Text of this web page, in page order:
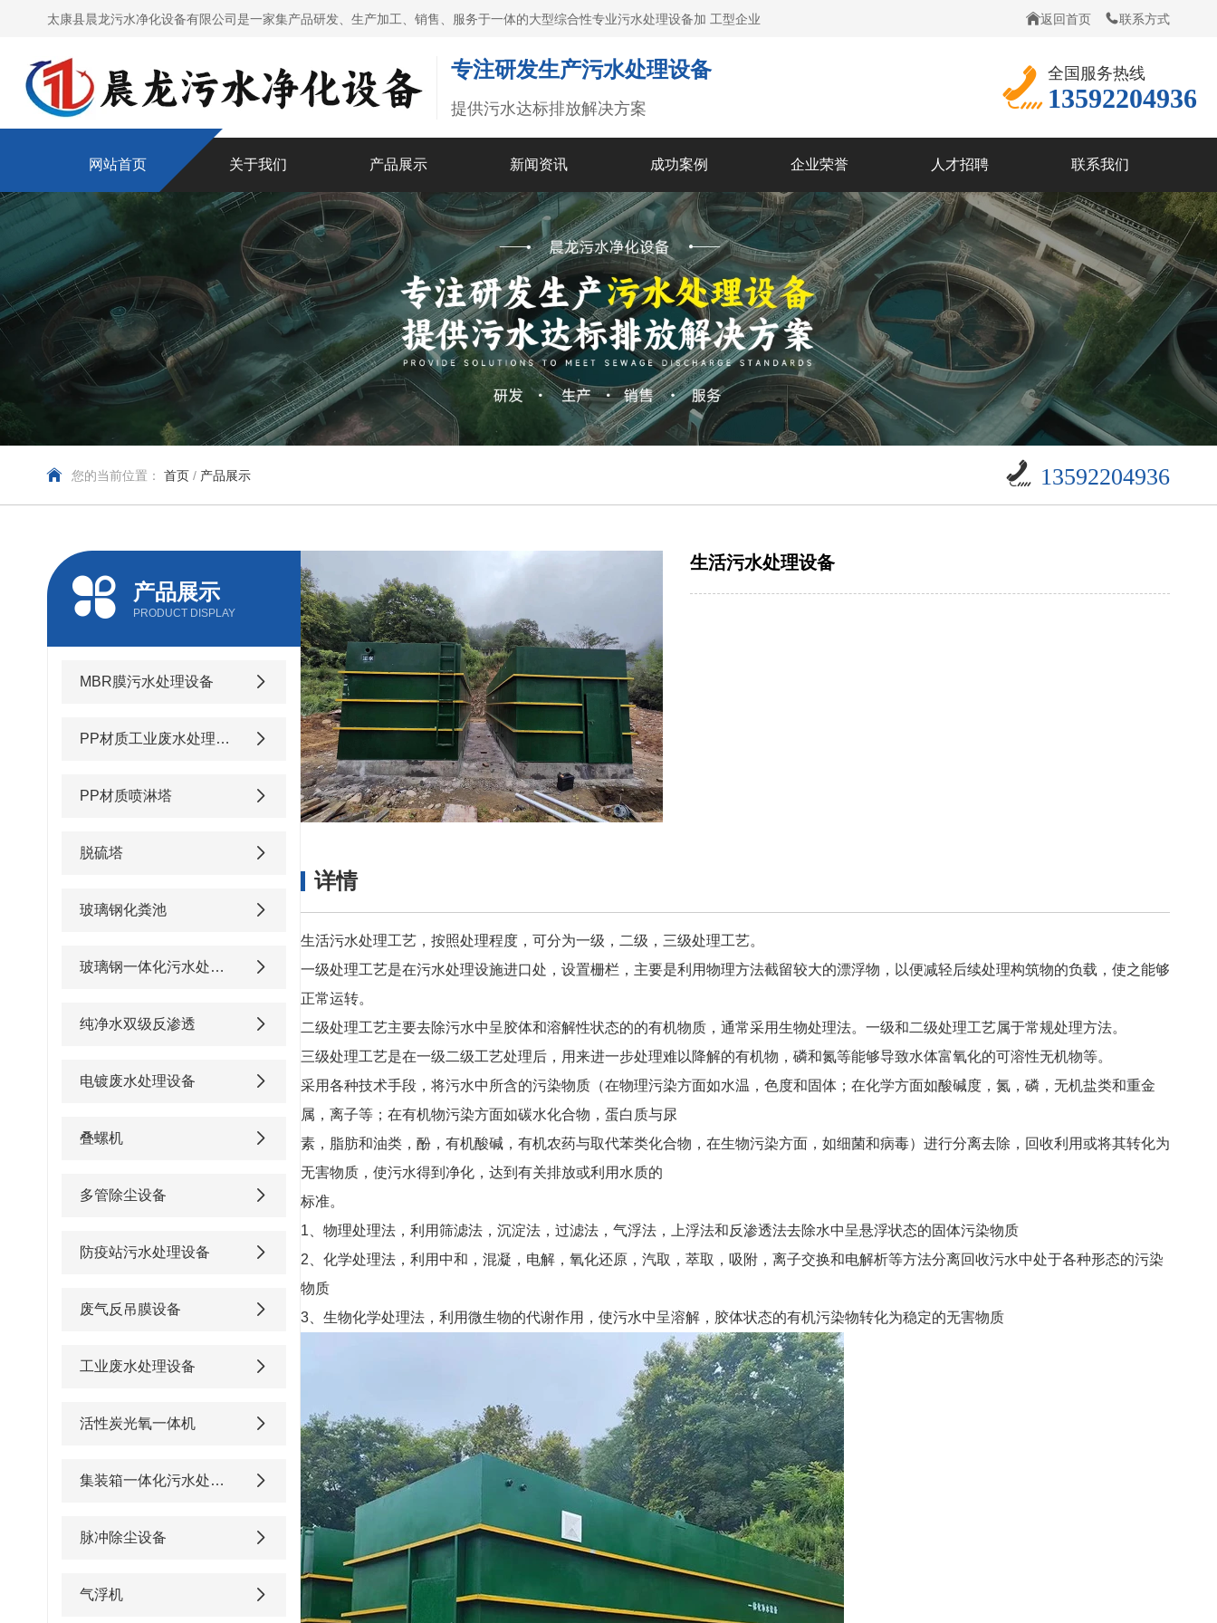
太康县晨龙污水净化设备有限公司是一家集产品研发、生产加工、销售、服务于一体的大型综合性专业污水处理设备加 工型企业 返回首页 联系方式
专注研发生产污水处理设备
提供污水达标排放解决方案
全国服务热线
13592204936
网站首页 关于我们 产品展示 新闻资讯 成功案例 企业荣誉 人才招聘 联系我们
您的当前位置： 首页 / 产品展示 13592204936
产品展示
PRODUCT DISPLAY
MBR膜污水处理设备
PP材质工业废水处理设备
PP材质喷淋塔
脱硫塔
玻璃钢化粪池
玻璃钢一体化污水处理设备
纯净水双级反渗透
电镀废水处理设备
叠螺机
多管除尘设备
防疫站污水处理设备
废气反吊膜设备
工业废水处理设备
活性炭光氧一体机
集装箱一体化污水处理设备
脉冲除尘设备
气浮机
生活污水处理设备
详情
生活污水处理工艺，按照处理程度，可分为一级，二级，三级处理工艺。
一级处理工艺是在污水处理设施进口处，设置栅栏，主要是利用物理方法截留较大的漂浮物，以便减轻后续处理构筑物的负载，使之能够
正常运转。
二级处理工艺主要去除污水中呈胶体和溶解性状态的的有机物质，通常采用生物处理法。一级和二级处理工艺属于常规处理方法。
三级处理工艺是在一级二级工艺处理后，用来进一步处理难以降解的有机物，磷和氮等能够导致水体富氧化的可溶性无机物等。
采用各种技术手段，将污水中所含的污染物质（在物理污染方面如水温，色度和固体；在化学方面如酸碱度，氮，磷，无机盐类和重金
属，离子等；在有机物污染方面如碳水化合物，蛋白质与尿
素，脂肪和油类，酚，有机酸碱，有机农药与取代苯类化合物，在生物污染方面，如细菌和病毒）进行分离去除，回收利用或将其转化为
无害物质，使污水得到净化，达到有关排放或利用水质的
标准。
1、物理处理法，利用筛滤法，沉淀法，过滤法，气浮法，上浮法和反渗透法去除水中呈悬浮状态的固体污染物质
2、化学处理法，利用中和，混凝，电解，氧化还原，汽取，萃取，吸附，离子交换和电解析等方法分离回收污水中处于各种形态的污染
物质
3、生物化学处理法，利用微生物的代谢作用，使污水中呈溶解，胶体状态的有机污染物转化为稳定的无害物质